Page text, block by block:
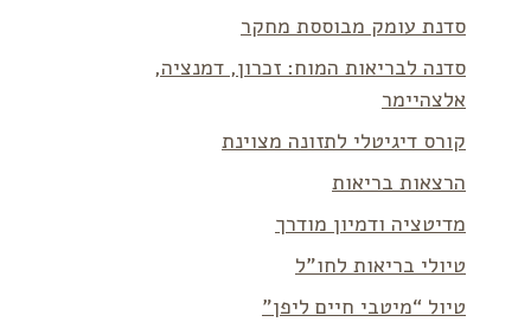
סדנת עומק מבוססת מחקר
סדנה לבריאות המוח: זכרון, דמנציה,
אלצהיימר
קורס דיגיטלי לתזונה מצוינת
הרצאות בריאות
מדיטציה ודמיון מודרך
טיולי בריאות לחו”ל
טיול “מיטבי חיים ליפן”